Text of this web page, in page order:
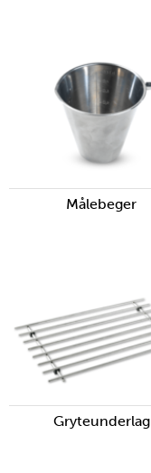
Målebeger
Gryteunderlag